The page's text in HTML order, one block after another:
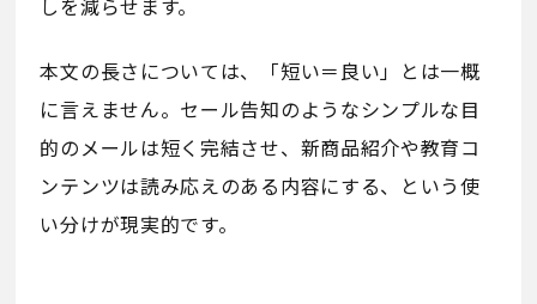
しを減らせます。
本文の長さについては、「短い＝良い」とは一概
に言えません。セール告知のようなシンプルな目
的のメールは短く完結させ、新商品紹介や教育コ
ンテンツは読み応えのある内容にする、という使
い分けが現実的です。